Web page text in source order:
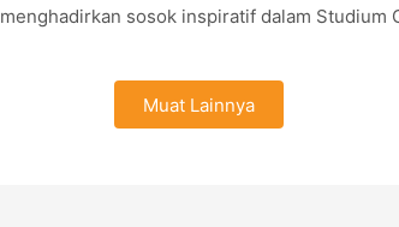
menghadirkan sosok inspiratif dalam Studium
Muat Lainnya